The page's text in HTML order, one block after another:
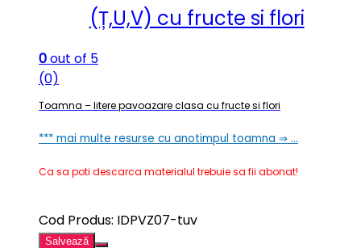
(Ț,U,V) cu fructe si flori
0out of 5
(0)
Toamna – litere pavoazare clasa cu fructe si flori
*** mai multe resurse cu anotimpul toamna ⇒ …
Ca sa poti descarca materialul trebuie sa fii abonat!
Cod Produs: IDPVZ07-tuv
Salvează